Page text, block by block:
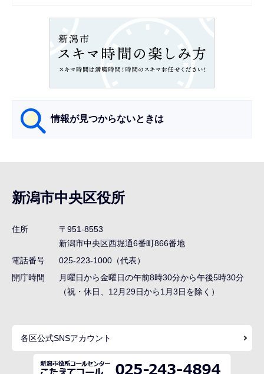
情報が見つからないときは
ナ
ビ
ゲ
シ
ョ
ま
新潟市中央区役所
住所
〒951-8553
新潟市中央区西堀通6番町866番地
電話番号
025-223-1000（代表）
開庁時間
月曜日から金曜日の午前8時30分から午後5時30分
（祝・休日、12月29日から1月3日を除く）
各区公式SNSアカウント